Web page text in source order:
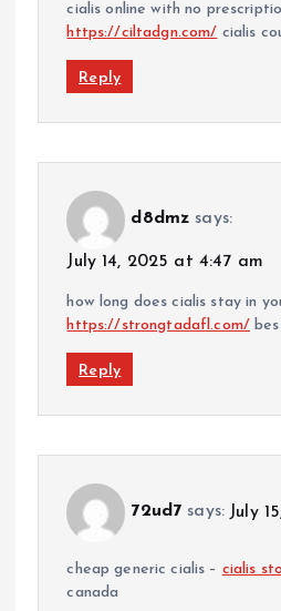
cialis online with no
https://ciltadgn.com/ cialis
Reply
d8dmz says:
July 14, 2025 at 4:47 am
how long does cialis stay in
https://strongtadafl.com/
Reply
72ud7 says: July
cheap generic cialis – cialis
canada